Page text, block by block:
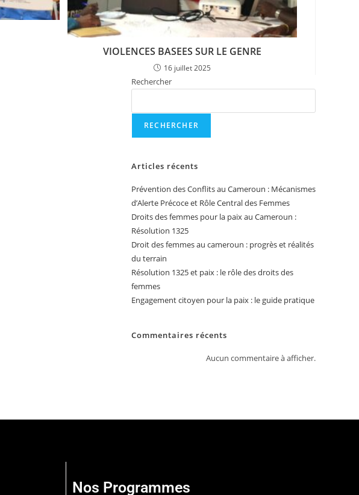
VIOLENCES BASEES SUR LE GENRE
16 juillet 2025
Rechercher
RECHERCHER
Articles récents
Prévention des Conflits au Cameroun : Mécanismes
d’Alerte Précoce et Rôle Central des Femmes
Droits des femmes pour la paix au Cameroun :
Résolution 1325
Droit des femmes au cameroun : progrès et réalités
du terrain
Résolution 1325 et paix : le rôle des droits des
femmes
Engagement citoyen pour la paix : le guide pratique
Commentaires récents
Aucun commentaire à afficher.
Nos Programmes